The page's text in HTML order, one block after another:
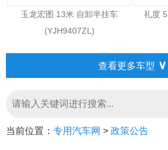
玉龙宏图 13米 自卸半挂车
(YJH9407ZL)
礼度
查看更多车型 ∨
当前位置： 专用汽车网 > 政策公告